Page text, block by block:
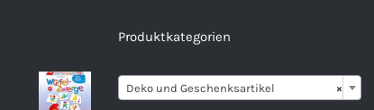
Produktkategorien
×
Deko und Geschenksartikel